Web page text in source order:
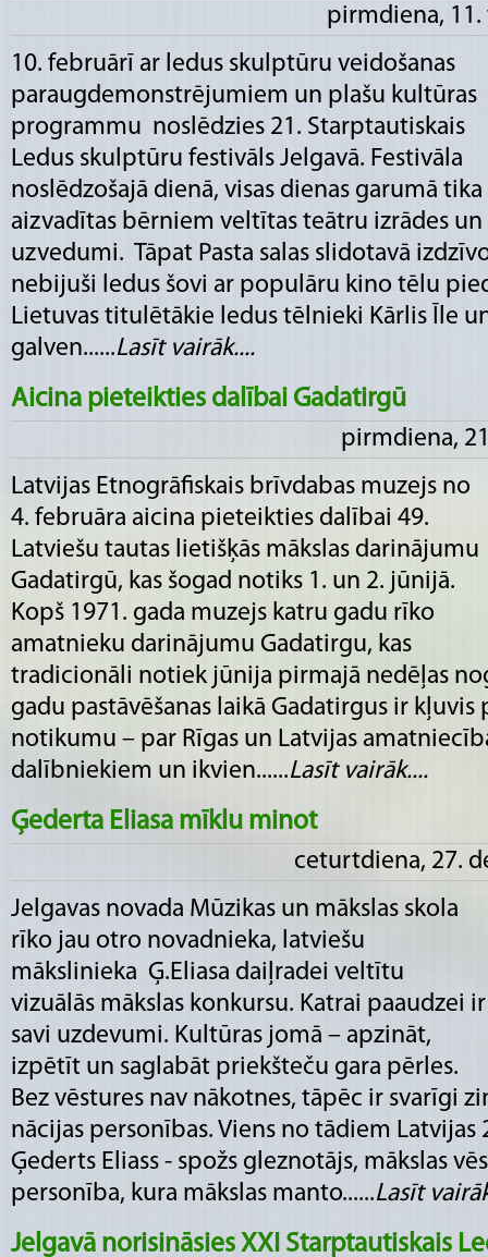
pirmdiena,
10. februārī ar ledus skulptūru veidošanas
paraugdemonstrējumiem un plašu kultūras
programmu noslēdzies 21. Starptautiskais
Ledus skulptūru festivāls Jelgavā. Festivāla
noslēdzošajā dienā, visas dienas garumā tika
aizvadītas bērniem veltītas teātru izrādes un
uzvedumi. Tāpat Pasta salas slidotavā
nebijuši ledus šovi ar populāru kino tēlu
Lietuvas titulētākie ledus tēlnieki Kārlis Īle
galven......Lasīt vairāk....
Aicina pieteikties dalībai Gadatirgū
pirmdiena,
Latvijas Etnogrāfiskais brīvdabas muzejs no
4. februāra aicina pieteikties dalībai 49.
Latviešu tautas lietišķās mākslas darinājumu
Gadatirgū, kas šogad notiks 1. un 2. jūnijā.
Kopš 1971. gada muzejs katru gadu rīko
amatnieku darinājumu Gadatirgu, kas
tradicionāli notiek jūnija pirmajā nedēļas
gadu pastāvēšanas laikā Gadatirgus ir kļuvis
notikumu – par Rīgas un Latvijas
dalībniekiem un ikvien......Lasīt vairāk....
Ģederta Eliasa mīklu minot
ceturtdiena, 27.
Jelgavas novada Mūzikas un mākslas skola
rīko jau otro novadnieka, latviešu
mākslinieka Ģ.Eliasa daiļradei veltītu
vizuālās mākslas konkursu. Katrai paaudzei ir
savi uzdevumi. Kultūras jomā – apzināt,
izpētīt un saglabāt priekšteču gara pērles.
Bez vēstures nav nākotnes, tāpēc ir svarīgi
nācijas personības. Viens no tādiem
Ģederts Eliass - spožs gleznotājs, mākslas
personība, kura mākslas manto......Lasīt
Jelgavā norisināsies XXI Starptautiskais